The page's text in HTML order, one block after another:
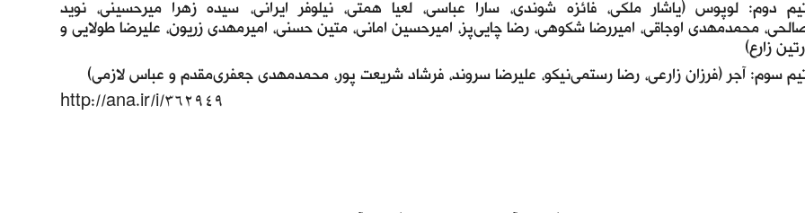
دوم: لوپوس (یاشار ملکی، فائزه شوندی، سارا عباسی، لعیا همتی، نیلوفر ایرانی، سیده زهرا میرحسینی، نوید
محمدمهدی اوجاقی، امیررضا شکوهی، رضا چایی‌پز، امیرحسین امانی، متین حسنی، امیرمهدی زریون، علیرضا طولایی و
زارع)
سوم: آجر (فرزان زارعی، رضا رستمی‌نیکو، علیرضا سروند، فرشاد شریعت ‌پور، محمدمهدی جعفری‌مقدم و عباس لازمی)
http://ana.ir/i/362949